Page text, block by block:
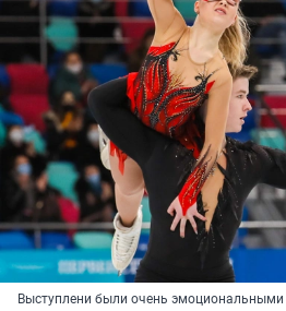
Выступлени были очень эмоциональными